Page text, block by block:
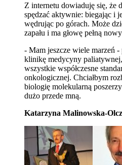
Z internetu dowiaduję się, że
spędzać aktywnie: biegając i
wędrując po górach. Może
zapału i ma głowę pełną
- Mam jeszcze wiele marzeń
klinikę medycyny paliatywnej,
wszystkie współczesne
onkologicznej. Chciałbym
biologię molekularną
dużo przede mną.
Katarzyna Malinowska-